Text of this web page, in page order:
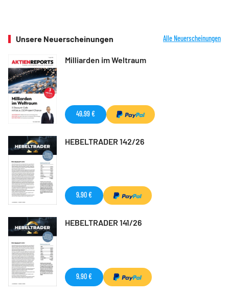
Unsere Neuerscheinungen Alle Neuerscheinungen
Milliarden im Weltraum
49,99 €
HEBELTRADER 142/26
9,90 €
HEBELTRADER 141/26
9,90 €